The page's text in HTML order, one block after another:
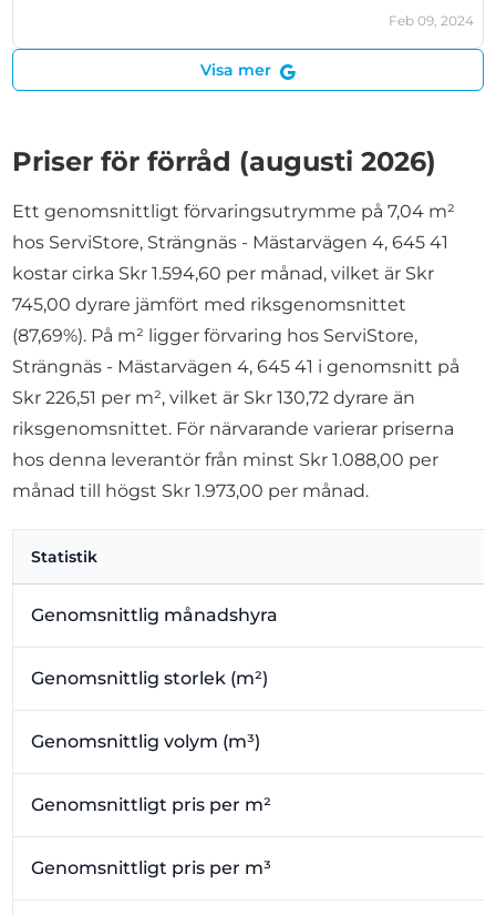
Feb 09, 2024
Visa mer
Priser för förråd (augusti 2026)
Ett genomsnittligt förvaringsutrymme på 7,04 m²
hos ServiStore, Strängnäs - Mästarvägen 4, 645 41
kostar cirka Skr 1.594,60 per månad, vilket är Skr
745,00 dyrare jämfört med riksgenomsnittet
(87,69%). På m² ligger förvaring hos ServiStore,
Strängnäs - Mästarvägen 4, 645 41 i genomsnitt på
Skr 226,51 per m², vilket är Skr 130,72 dyrare än
riksgenomsnittet. För närvarande varierar priserna
hos denna leverantör från minst Skr 1.088,00 per
månad till högst Skr 1.973,00 per månad.
Statistik
Genomsnittlig månadshyra
Genomsnittlig storlek (m²)
Genomsnittlig volym (m³)
Genomsnittligt pris per m²
Genomsnittligt pris per m³